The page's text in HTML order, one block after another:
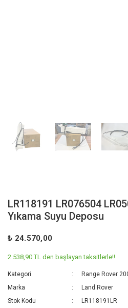
LR118191 LR076504
Yıkama Suyu Deposu
₺ 24.570,00
2.538,90 TL den başlayan taksitlerle!!
Kategori Range Rover
Marka
Land Rover
Stok Kodu
LR118191LR